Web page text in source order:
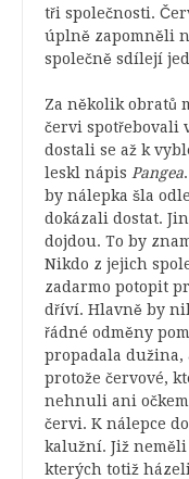
tři společnosti.
úplně zapomněli
společně sdílejí
Za několik obratů
červi spotřebovali
dostali se až k
leskl nápis Pangea
by nálepka šla
dokázali dostat.
dojdou. To by
Nikdo z jejich
zadarmo potopit
dříví. Hlavně by
řádné odměny
propadala dužina,
protože červové,
nehnuli ani
červi. K nálepce
kalužní. Již
kterých totiž